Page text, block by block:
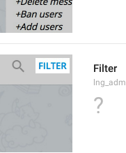
Filter
?